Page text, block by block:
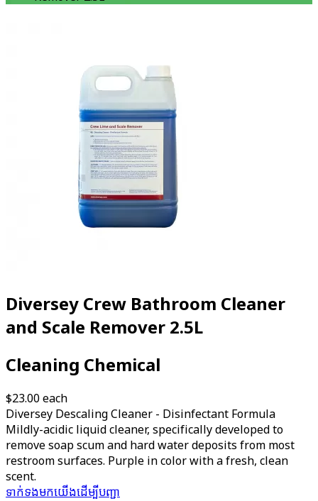
Diversey Crew Bathroom Cleaner
and Scale Remover 2.5L
Cleaning Chemical
$23.00each
Diversey Descaling Cleaner - Disinfectant Formula
Mildly-acidic liquid cleaner, specifically developed to
remove soap scum and hard water deposits from most
restroom surfaces. Purple in color with a fresh, clean
scent.
ទាក់ទង​មក​យើង​ដើម្បី​បញ្ជា​